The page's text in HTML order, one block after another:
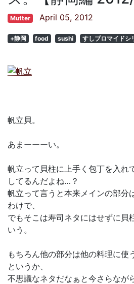
Mutter April 05, 2012
+静岡 food sushi すしブロマイドシ
帆立貝。
あまーーーい。
帆立って貝柱に上手く包丁を入れ
してるんだよね…？
帆立って言うと本来メインの部分
わけで、
でもそこは寿司ネタにはせずに貝
いう。
もちろん他の部分は他の料理に使
というか、
不思議なネタだなぁと今さらなが